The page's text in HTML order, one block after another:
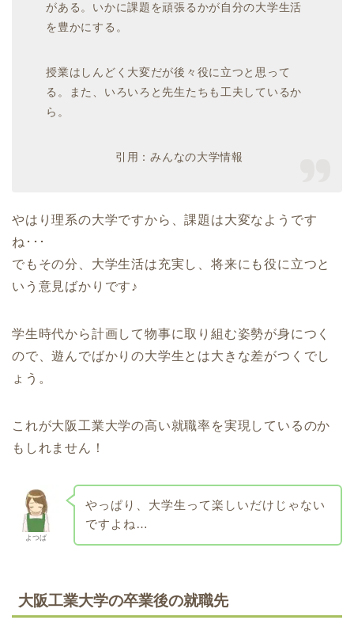
がある。いかに課題を頑張るかが自分の大学生活
を豊かにする。
授業はしんどく大変だが後々役に立つと思って
る。また、いろいろと先生たちも工夫しているか
ら。
引用：みんなの大学情報
やはり理系の大学ですから、課題は大変なようです
ね･･･
でもその分、大学生活は充実し、将来にも役に立つと
いう意見ばかりです♪
学生時代から計画して物事に取り組む姿勢が身につく
ので、遊んでばかりの大学生とは大きな差がつくでし
ょう。
これが大阪工業大学の高い就職率を実現しているのか
もしれません！
よつば
やっぱり、大学生って楽しいだけじゃない
ですよね…
大阪工業大学の卒業後の就職先